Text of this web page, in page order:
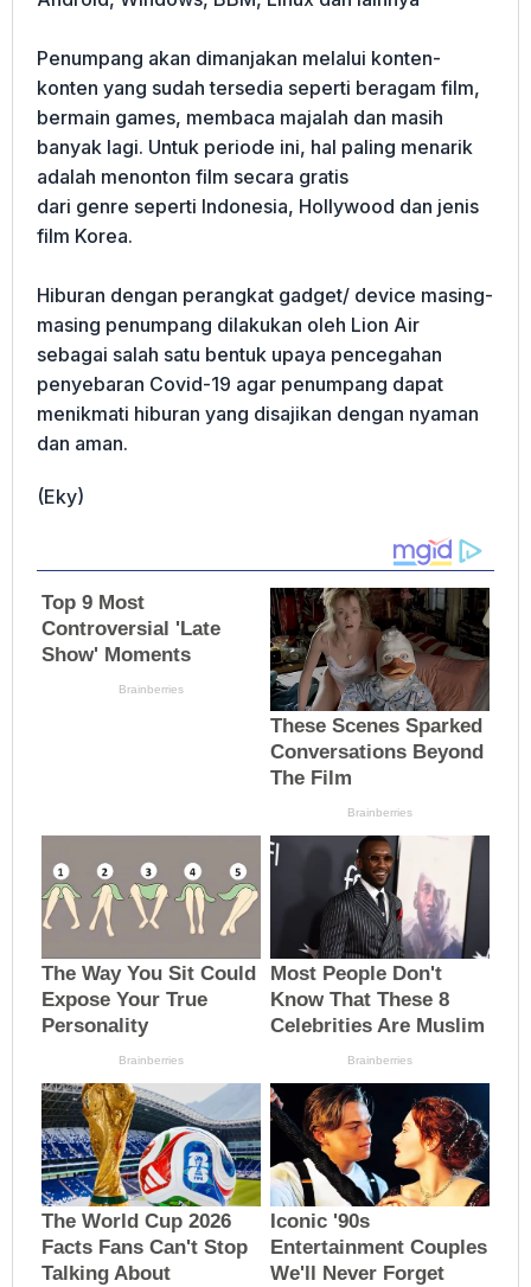
Penumpang akan dimanjakan melalui konten-
konten yang sudah tersedia seperti beragam film,
bermain games, membaca majalah dan masih
banyak lagi. Untuk periode ini, hal paling menarik
adalah menonton film secara gratis
dari genre seperti Indonesia, Hollywood dan jenis
film Korea.
Hiburan dengan perangkat gadget/ device masing-
masing penumpang dilakukan oleh Lion Air
sebagai salah satu bentuk upaya pencegahan
penyebaran Covid-19 agar penumpang dapat
menikmati hiburan yang disajikan dengan nyaman
dan aman.
(Eky)